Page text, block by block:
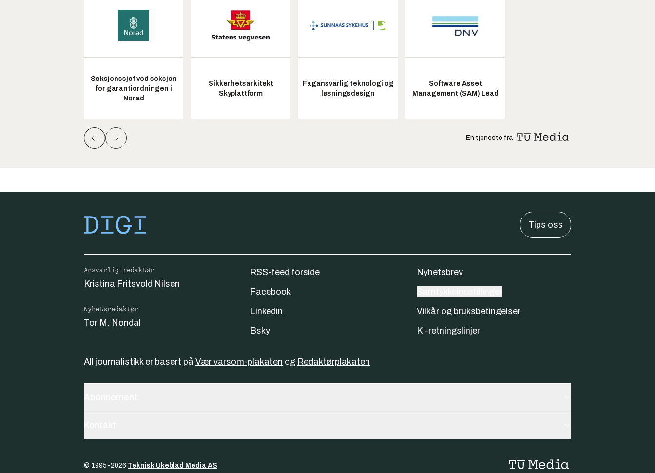
Seksjonssjef ved seksjon
for garantiordningen i
Norad
Sikkerhetsarkitekt
Skyplattform
Fagansvarlig teknologi og
løsningsdesign
Software Asset
Management (SAM) Lead
En tjeneste fra
Tips oss
Ansvarlig redaktør
Kristina Fritsvold Nilsen
Nyhetsredaktør
Tor M. Nondal
RSS-feed forside
Facebook
Linkedin
Bsky
Nyhetsbrev
Vilkår og bruksbetingelser
KI-retningslinjer
All journalistikk er basert på Vær varsom-plakaten og Redaktørplakaten
© 1995-2026 Teknisk Ukeblad Media AS